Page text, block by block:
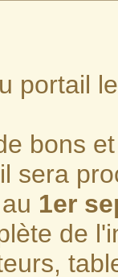
portail
bons
sera
1er
de